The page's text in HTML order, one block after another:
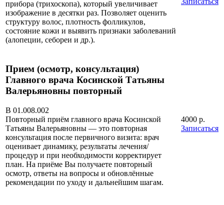
прибора (трихоскопа), который увеличивает
изображение в десятки раз. Позволяет оценить
структуру волос, плотность фолликулов,
состояние кожи и выявить признаки заболеваний
(алопеции, себореи и др.).
Прием (осмотр, консультация)
Главного врача Косинской Татьяны
Валерьяновны повторный
В 01.008.002
Повторный приём главного врача Косинской
Татьяны Валерьяновны — это повторная
консультация после первичного визита: врач
оценивает динамику, результаты лечения/
процедур и при необходимости корректирует
план. На приёме Вы получаете повторный
осмотр, ответы на вопросы и обновлённые
рекомендации по уходу и дальнейшим шагам.
4000 р.
Записаться